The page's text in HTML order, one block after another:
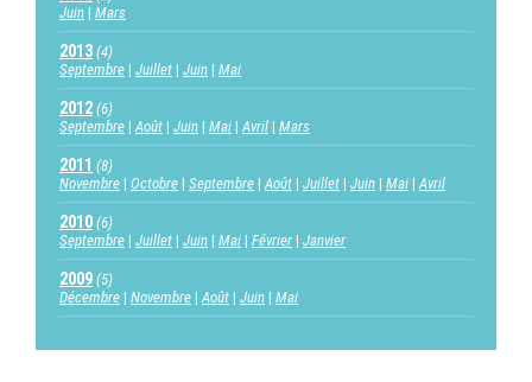
Juin Mars
2013 (4)
Septembre Juillet Juin Mai
2012 (6)
Septembre Août Juin Mai Avril Mars
2011 (8)
Novembre Octobre Septembre Août Juillet Juin Mai Avril
2010 (6)
Septembre Juillet Juin Mai Février Janvier
2009 (5)
Décembre Novembre Août Juin Mai